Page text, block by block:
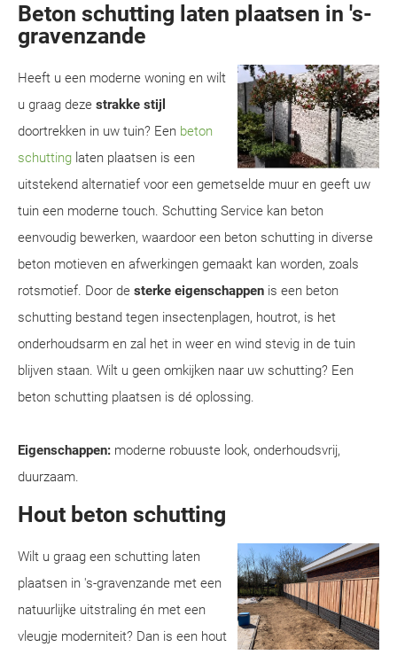
Beton schutting laten plaatsen in 's-
gravenzande
Heeft u een moderne woning en wilt
u graag deze strakke stijl
doortrekken in uw tuin? Een beton
schutting laten plaatsen is een
uitstekend alternatief voor een gemetselde muur en geeft uw
tuin een moderne touch. Schutting Service kan beton
eenvoudig bewerken, waardoor een beton schutting in diverse
beton motieven en afwerkingen gemaakt kan worden, zoals
rotsmotief. Door de sterke eigenschappen is een beton
schutting bestand tegen insectenplagen, houtrot, is het
onderhoudsarm en zal het in weer en wind stevig in de tuin
blijven staan. Wilt u geen omkijken naar uw schutting? Een
beton schutting plaatsen is dé oplossing.
Eigenschappen: moderne robuuste look, onderhoudsvrij,
duurzaam.
Hout beton schutting
Wilt u graag een schutting laten
plaatsen in 's-gravenzande met een
natuurlijke uitstraling én met een
vleugje moderniteit? Dan is een hout